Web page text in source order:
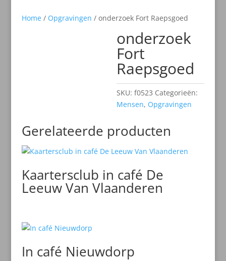
Home/ Opgravingen / onderzoek Fort Raepsgoed
onderzoek
Fort
Raepsgoed
SKU:f0523 Categorieën:
Mensen, Opgravingen
Gerelateerde producten
Kaartersclub in café De
Leeuw Van Vlaanderen
In café Nieuwdorp